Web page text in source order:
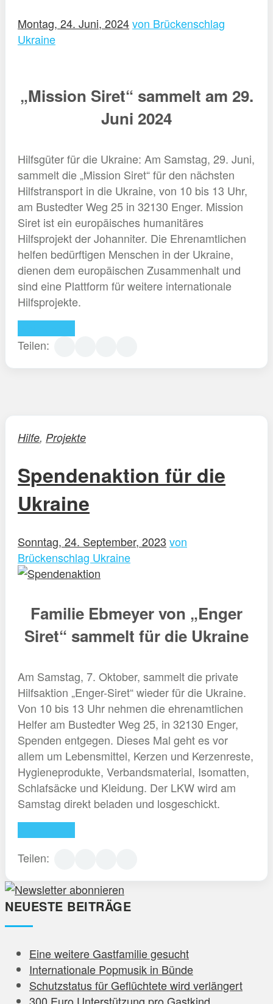
Montag, 24. Juni, 2024von Brückenschlag
Ukraine
„Mission Siret“ sammelt am 29.
Juni 2024
Hilfsgüter für die Ukraine: Am Samstag, 29. Juni,
sammelt die „Mission Siret“ für den nächsten
Hilfstransport in die Ukraine, von 10 bis 13 Uhr,
am Bustedter Weg 25 in 32130 Enger. Mission
Siret ist ein europäisches humanitäres
Hilfsprojekt der Johanniter. Die Ehrenamtlichen
helfen bedürftigen Menschen in der Ukraine,
dienen dem europäischen Zusammenhalt und
sind eine Plattform für weitere internationale
Hilfsprojekte.
Teilen:
Hilfe, Projekte
Spendenaktion für die
Ukraine
Sonntag, 24. September, 2023 von
Brückenschlag Ukraine
Familie Ebmeyer von „Enger
Siret“ sammelt für die Ukraine
Am Samstag, 7. Oktober, sammelt die private
Hilfsaktion „Enger-Siret“ wieder für die Ukraine.
Von 10 bis 13 Uhr nehmen die ehrenamtlichen
Helfer am Bustedter Weg 25, in 32130 Enger,
Spenden entgegen. Dieses Mal geht es vor
allem um Lebensmittel, Kerzen und Kerzenreste,
Hygieneprodukte, Verbandsmaterial, Isomatten,
Schlafsäcke und Kleidung. Der LKW wird am
Samstag direkt beladen und losgeschickt.
Teilen:
NEUESTE BEITRÄGE
Eine weitere Gastfamilie gesucht
Internationale Popmusik in Bünde
Schutzstatus für Geflüchtete wird verlängert
300 Euro Unterstützung pro Gastkind